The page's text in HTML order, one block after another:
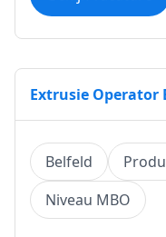
Extrusie Operator
Belfeld
Niveau MBO